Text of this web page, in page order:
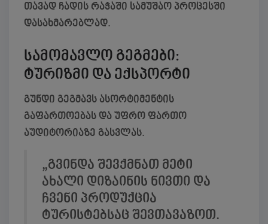
თავად ჩადის რაჭაში სამუშაო პროცესში
დასახმარებლად.
სამომავლო გეგმები:
ტურიზმი და ექსპორტი
გუნდი გეგმავს ასორტიმენტის
გაფართოებას და უფრო ფართო
აუდიტორიაზე გასვლას.
„გვინდა შევქმნათ მეტი
ახალი დიზაინის ნივთი და
ჩვენი პროდუქცია
ტურისტებსაც შევთავაზოთ.